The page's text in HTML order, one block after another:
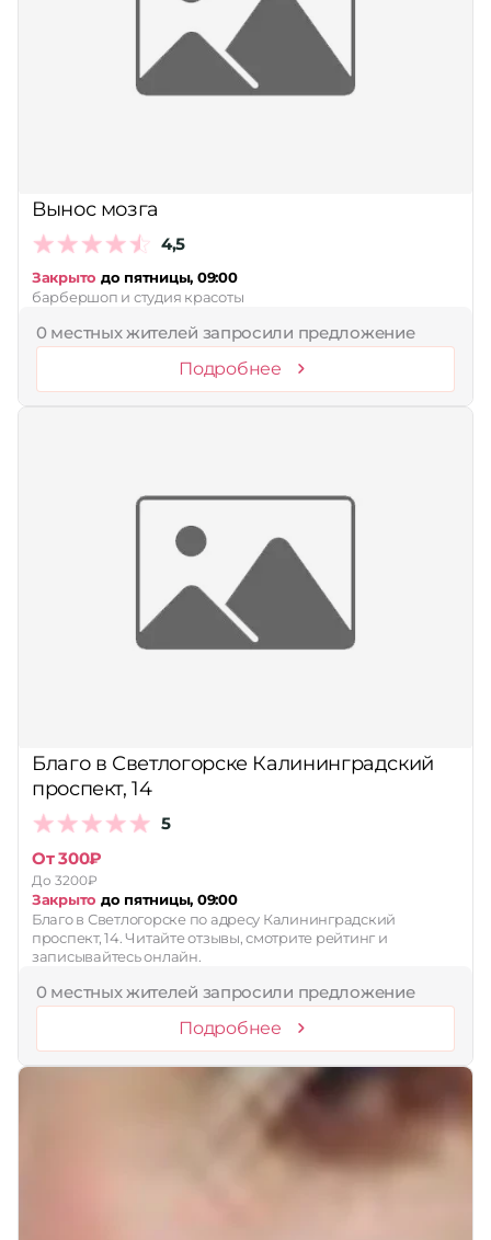
Вынос мозга
4,5
Закрыто до пятницы, 09:00
барбершоп и студия красоты
0 местных жителей запросили предложение
Подробнее
Благо в Светлогорске Калининградский
проспект, 14
5
От 300₽
До 3200₽
Закрыто до пятницы, 09:00
Благо в Светлогорске по адресу Калининградский
проспект, 14. Читайте отзывы, смотрите рейтинг и
записывайтесь онлайн.
0 местных жителей запросили предложение
Подробнее